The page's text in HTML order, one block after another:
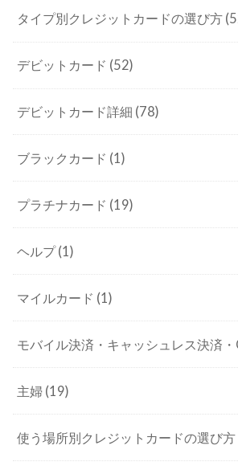
タイプ別クレジットカードの選び方
デビットカード (52)
デビットカード詳細 (78)
ブラックカード (1)
プラチナカード (19)
ヘルプ(1)
マイルカード (1)
モバイル決済・キャッシュレス決済
主婦 (19)
使う場所別クレジットカードの選び方